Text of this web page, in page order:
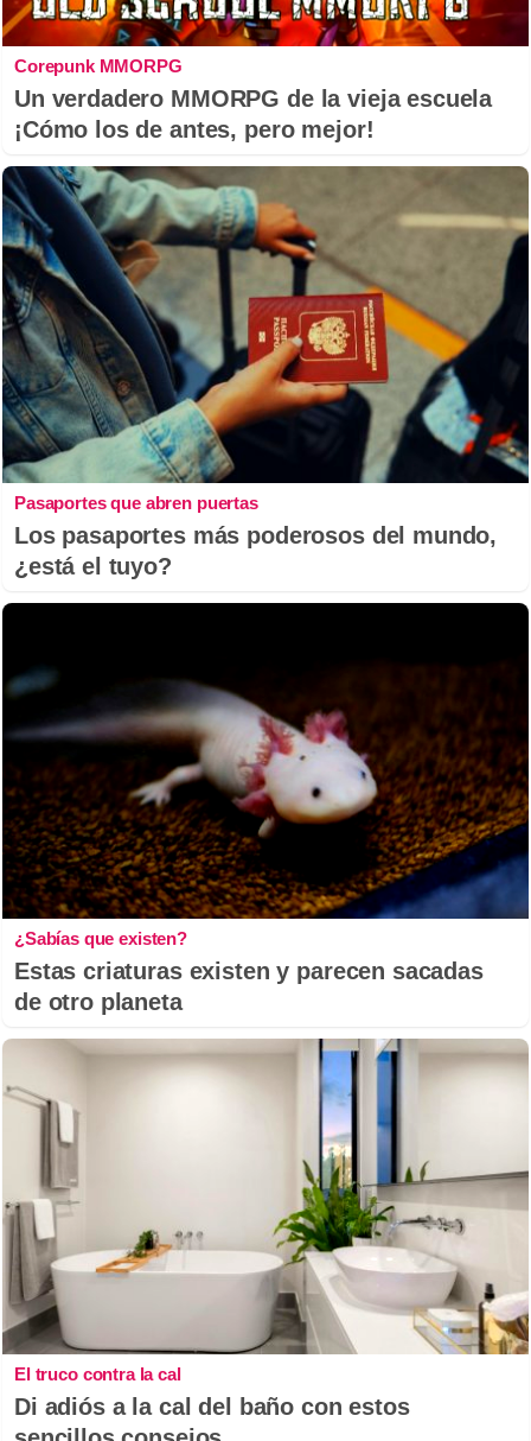
Corepunk MMORPG
Un verdadero MMORPG de la vieja escuela
¡Cómo los de antes, pero mejor!
Pasaportes que abren puertas
Los pasaportes más poderosos del mundo,
¿está el tuyo?
¿Sabías que existen?
Estas criaturas existen y parecen sacadas
de otro planeta
El truco contra la cal
Di adiós a la cal del baño con estos